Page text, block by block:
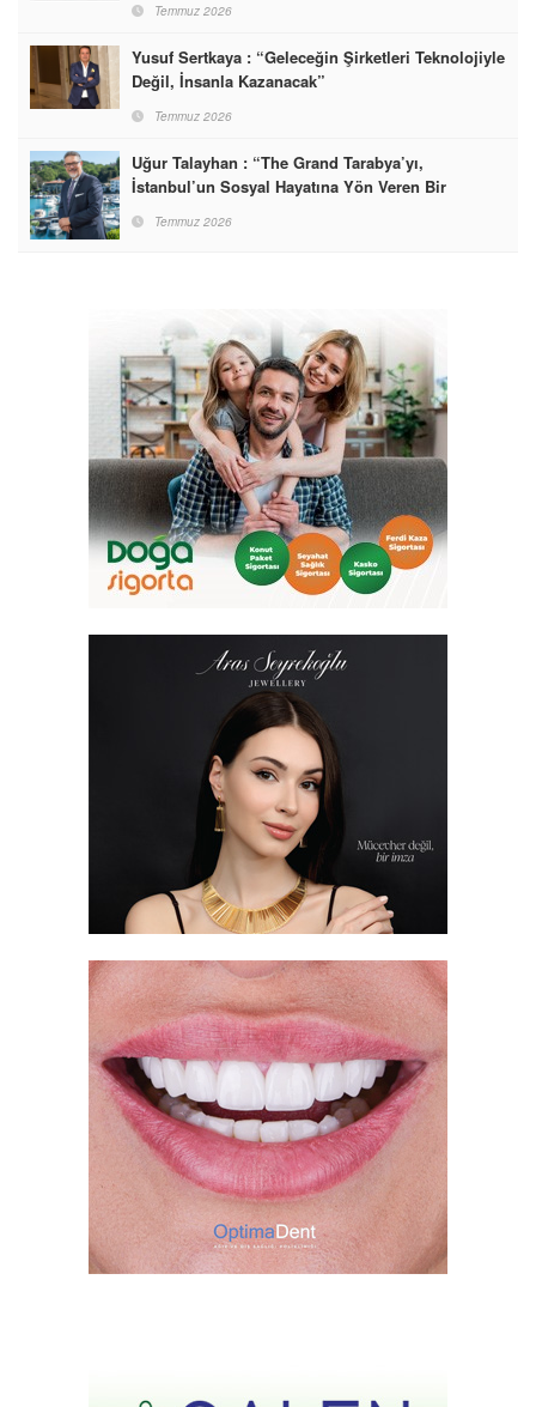
Temmuz 2026
Yusuf Sertkaya : “Geleceğin Şirketleri Teknolojiyle
Değil, İnsanla Kazanacak”
Temmuz 2026
Uğur Talayhan : “The Grand Tarabya’yı,
İstanbul’un Sosyal Hayatına Yön Veren Bir
Temmuz 2026